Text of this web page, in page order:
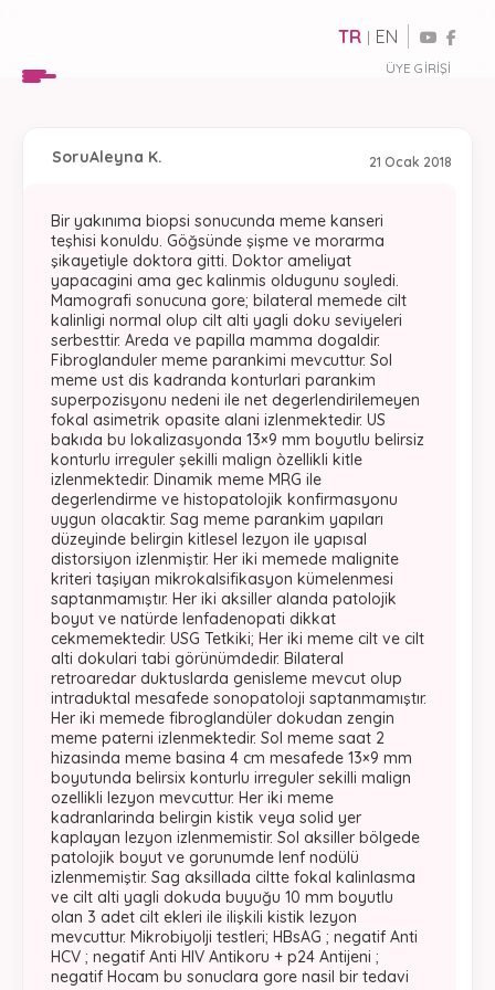
ÜYE GIRIŞI
TR | EN
21 Ocak 2018
SoruAleyna K.
Bir yakınıma biopsi sonucunda meme kanseri
teşhisi konuldu. Göğsünde şişme ve morarma
şikayetiyle doktora gitti. Doktor ameliyat
yapacagini ama gec kalinmis oldugunu soyledi.
Mamografi sonucuna gore; bilateral memede cilt
kalinligi normal olup cilt alti yagli doku seviyeleri
serbesttir. Areda ve papilla mamma dogaldir.
Fibroglanduler meme parankimi mevcuttur. Sol
meme ust dis kadranda konturlari parankim
superpozisyonu nedeni ile net degerlendirilemeyen
fokal asimetrik opasite alani izlenmektedir. US
bakıda bu lokalizasyonda 13×9 mm boyutlu belirsiz
konturlu irreguler şekilli malign òzellikli kitle
izlenmektedir. Dinamik meme MRG ile
degerlendirme ve histopatolojik konfirmasyonu
uygun olacaktir. Sag meme parankim yapıları
düzeyinde belirgin kitlesel lezyon ile yapısal
distorsiyon izlenmiştir. Her iki memede malignite
kriteri taşiyan mikrokalsifikasyon kümelenmesi
saptanmamıştır. Her iki aksiller alanda patolojik
boyut ve natürde lenfadenopati dikkat
cekmemektedir. USG Tetkiki; Her iki meme cilt ve cilt
alti dokulari tabi görünümdedir. Bilateral
retroaredar duktuslarda genisleme mevcut olup
intraduktal mesafede sonopatoloji saptanmamıştır.
Her iki memede fibroglandüler dokudan zengin
meme paterni izlenmektedir. Sol meme saat 2
hizasinda meme basina 4 cm mesafede 13×9 mm
boyutunda belirsix konturlu irreguler sekilli malign
ozellikli lezyon mevcuttur. Her iki meme
kadranlarinda belirgin kistik veya solid yer
kaplayan lezyon izlenmemistir. Sol aksiller bölgede
patolojik boyut ve gorunumde lenf nodülü
izlenmemiştir. Sag aksillada ciltte fokal kalinlasma
ve cilt alti yagli dokuda buyuğu 10 mm boyutlu
olan 3 adet cilt ekleri ile ilişkili kistik lezyon
mevcuttur. Mikrobiyolji testleri; HBsAG ; negatif Anti
HCV ; negatif Anti HIV Antikoru + p24 Antijeni ;
negatif Hocam bu sonuclara gore nasil bir tedavi